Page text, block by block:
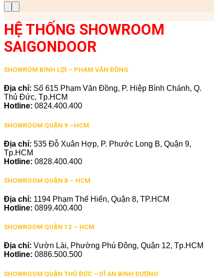
HỆ THỐNG SHOWROOM
SAIGONDOOR
SHOWROM BÌNH LỢI – PHẠM VĂN ĐỒNG
Địa chỉ: Số 615 Phạm Văn Đồng, P. Hiệp Bình Chánh, Q.
Thủ Đức, Tp.HCM
Hotline: 0824.400.400
SHOWROOM QUẬN 9 –HCM
Địa chỉ: 535 Đỗ Xuân Hợp, P. Phước Long B, Quận 9,
Tp.HCM
Hotline: 0828.400.400
SHOWROOM QUẬN 8 – HCM
Địa chỉ: 1194 Phạm Thế Hiển, Quận 8, TP.HCM
Hotline: 0899.400.400
SHOWROOM QUẬN 12 – HCM
Địa chỉ: Vườn Lài, Phường Phú Đông, Quận 12, Tp.HCM
Hotline: 0886.500.500
SHOWROOM QUẬN THỦ ĐỨC – DĨ AN BÌNH DƯƠNG